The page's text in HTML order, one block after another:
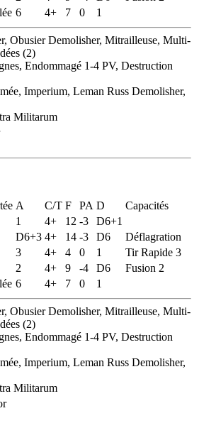
6 4+ 7 0 1
Obusier Demolisher, Mitrailleuse, Multi-
(2)
Endommagé 1-4 PV, Destruction
Imperium, Leman Russ Demolisher,
Militarum
A C/T F PA D
Capacités
1 4+ 12 -3
D6+1
D6+3 4+ 14 -3 D6
Déflagration
3 4+ 4 0 1
Tir Rapide 3
2 4+ 9 -4 D6
Fusion 2
6 4+ 7 0 1
Obusier Demolisher, Mitrailleuse, Multi-
(2)
Endommagé 1-4 PV, Destruction
Imperium, Leman Russ Demolisher,
Militarum